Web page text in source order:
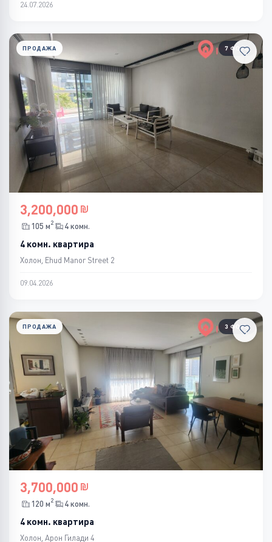
24.07.2026
7 ФОТО
ПРОДАЖА
3,200,000
105 м2 4 комн.
4 комн. квартира
Холон, Ehud Manor Street 2
09.04.2026
3 ФОТО
ПРОДАЖА
3,700,000
120 м2 4 комн.
4 комн. квартира
Холон, Арон Гилади 4